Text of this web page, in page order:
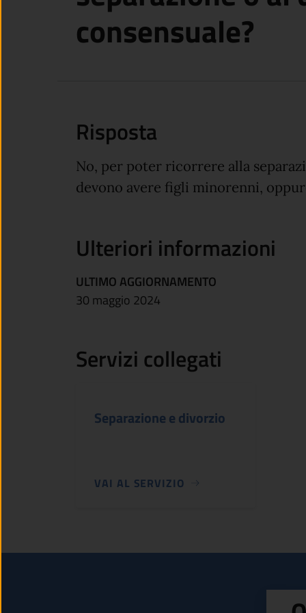
consensuale?
Risposta
No, per poter ricorrere alla
devono avere figli minorenni,
Ulteriori informazioni
ULTIMO AGGIORNAMENTO
30 maggio 2024
Servizi collegati
Separazione e divorzio
VAI AL SERVIZIO